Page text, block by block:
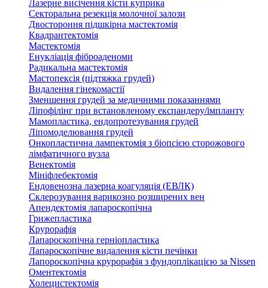
Лазерне висічення кісти куприка
Секторальна резекція молочної залози
Двостороння підшкірна мастектомія
Квадрантектомія
Мастектомія
Енукліація фіброаденоми
Радикальна мастектомія
Мастопексія (підтяжка грудей)
Видалення гінекомастії
Зменшення грудей за медичними показаннями
Ліпофілінг при встановленому експандеру/імпланту
Мамопластика, ендопротезування грудей
Ліпомоделювання грудей
Онкопластична лампектомія з біопсією сторожового
лімфатичного вузла
Венектомія
Мініфлебектомія
Ендовенозна лазерна коагуляція (ЕВЛК)
Склерозування варикозно розширених вен
Апендектомія лапароскопічна
Грижепластика
Крурорафія
Лапароскопічна герніопластика
Лапароскопічне видалення кісти печінки
Лапороскопічна крурорафія з фундоплікацією за Nissen
Оментектомія
Холецистектомія